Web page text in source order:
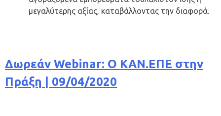
μεγαλύτερης αξίας, καταβάλλοντας την διαφορά.
Δωρεάν Webinar: Ο ΚΑΝ.ΕΠΕ στην
Πράξη | 09/04/2020